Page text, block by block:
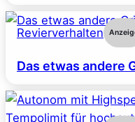
Revierverhalten
Das etwas andere